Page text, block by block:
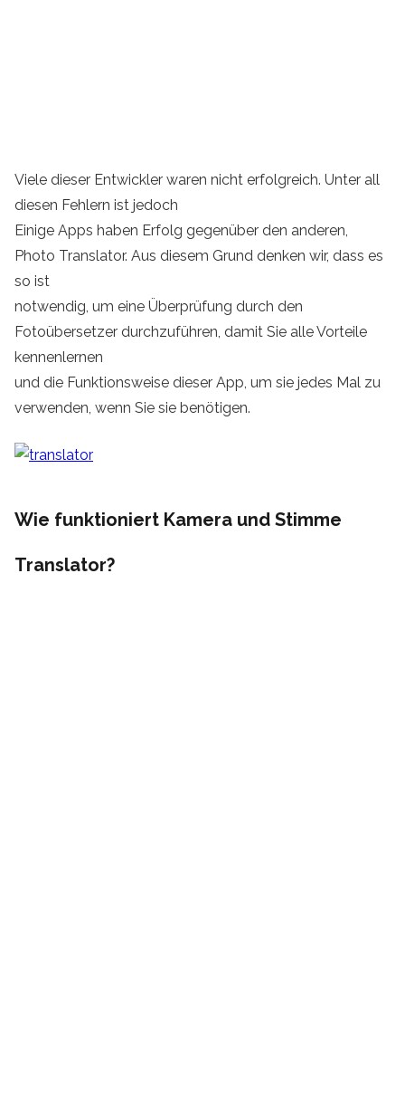
Viele dieser Entwickler waren nicht erfolgreich. Unter all
diesen Fehlern ist jedoch
Einige Apps haben Erfolg gegenüber den anderen,
Photo Translator. Aus diesem Grund denken wir, dass es
so ist
notwendig, um eine Überprüfung durch den
Fotoübersetzer durchzuführen, damit Sie alle Vorteile
kennenlernen
und die Funktionsweise dieser App, um sie jedes Mal zu
verwenden, wenn Sie sie benötigen.
Wie funktioniert Kamera und Stimme
Translator?